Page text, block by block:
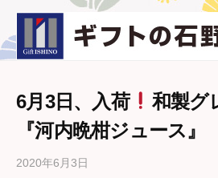
テ
6月3日、入荷
和製グ
『河内晩柑ジュース』
2020年6月3日